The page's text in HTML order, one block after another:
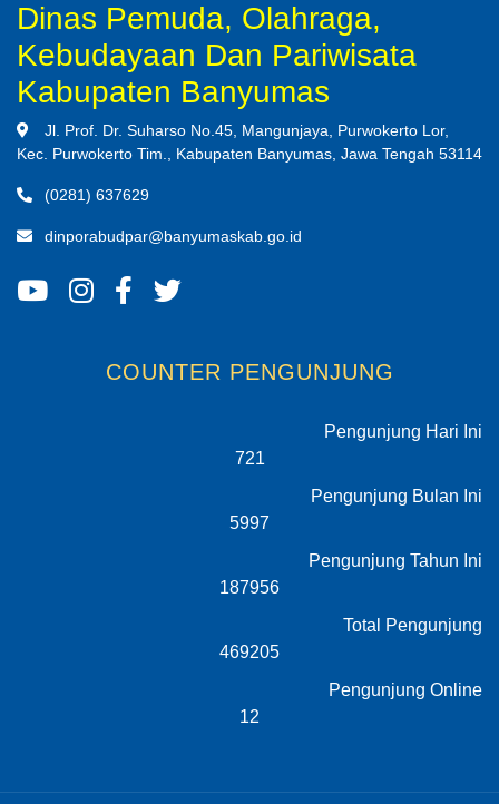
Dinas Pemuda, Olahraga,
Kebudayaan Dan Pariwisata
Kabupaten Banyumas
Jl. Prof. Dr. Suharso No.45, Mangunjaya, Purwokerto Lor,
Kec. Purwokerto Tim., Kabupaten Banyumas, Jawa Tengah 53114
(0281) 637629
dinporabudpar@banyumaskab.go.id
COUNTER PENGUNJUNG
Pengunjung Hari Ini
721
Pengunjung Bulan Ini
5997
Pengunjung Tahun Ini
187956
Total Pengunjung
469205
Pengunjung Online
12